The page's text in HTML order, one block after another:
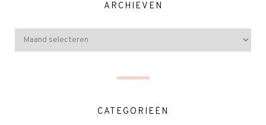
ARCHIEVEN
CATEGORIEËN